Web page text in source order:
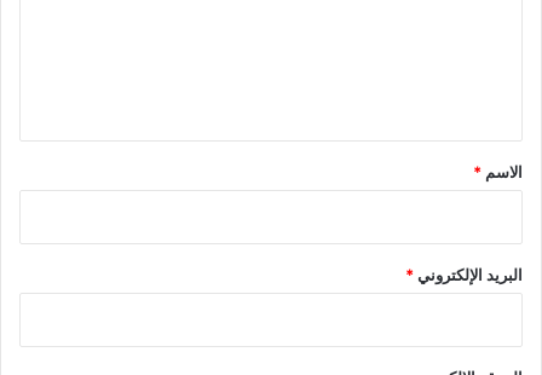
*
الاسم *
البريد الإلكتروني*